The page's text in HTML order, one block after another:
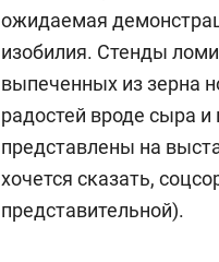
ожидаемая
изобилия. Стенды
выпеченных из зерна
радостей вроде сыра
представлены на
хочется сказать,
представительной).